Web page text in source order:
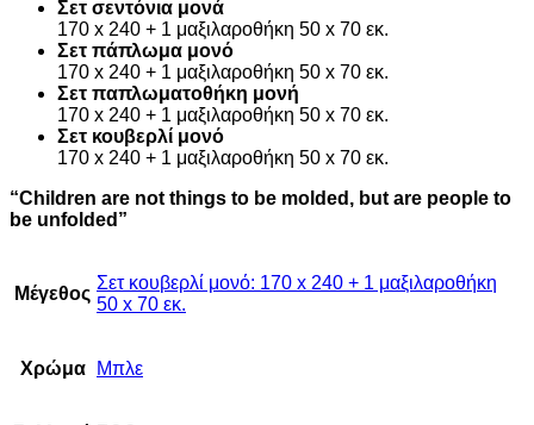
Σετ σεντόνια μονά
170 x 240 + 1 μαξιλαροθήκη 50 x 70 εκ.
Σετ πάπλωμα μονό
170 x 240 + 1 μαξιλαροθήκη 50 x 70 εκ.
Σετ παπλωματοθήκη μονή
170 x 240 + 1 μαξιλαροθήκη 50 x 70 εκ.
Σετ κουβερλί μονό
170 x 240 + 1 μαξιλαροθήκη 50 x 70 εκ.
“Children are not things to be molded, but are people to
be unfolded”
Μέγεθος
Σετ κουβερλί μονό: 170 x 240 + 1 μαξιλαροθήκη
50 x 70 εκ.
Χρώμα Μπλε